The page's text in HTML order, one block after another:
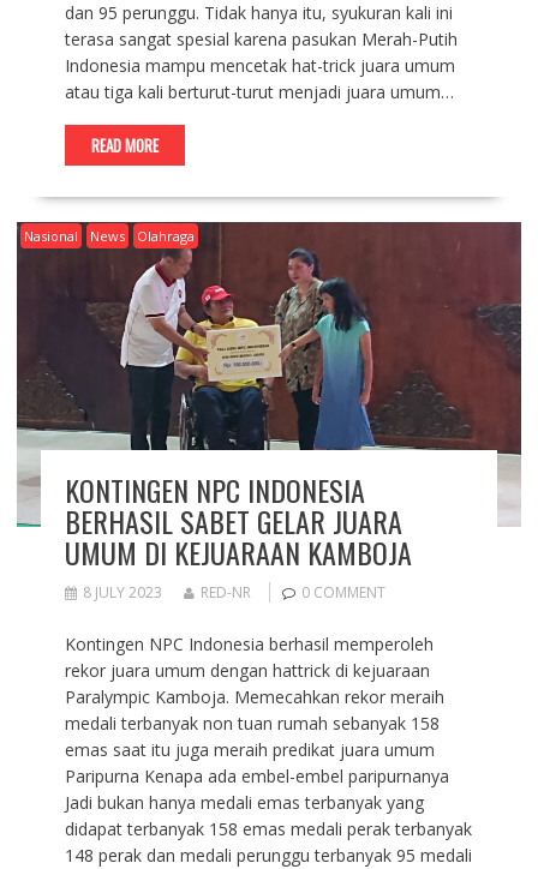
dan 95 perunggu. Tidak hanya itu, syukuran kali ini
terasa sangat spesial karena pasukan Merah-Putih
Indonesia mampu mencetak hat-trick juara umum
atau tiga kali berturut-turut menjadi juara umum…
READ MORE
Nasional News Olahraga
KONTINGEN NPC INDONESIA
BERHASIL SABET GELAR JUARA
UMUM DI KEJUARAAN KAMBOJA
8 JULY 2023 RED-NR 0 COMMENT
Kontingen NPC Indonesia berhasil memperoleh
rekor juara umum dengan hattrick di kejuaraan
Paralympic Kamboja. Memecahkan rekor meraih
medali terbanyak non tuan rumah sebanyak 158
emas saat itu juga meraih predikat juara umum
Paripurna Kenapa ada embel-embel paripurnanya
Jadi bukan hanya medali emas terbanyak yang
didapat terbanyak 158 emas medali perak terbanyak
148 perak dan medali perunggu terbanyak 95 medali